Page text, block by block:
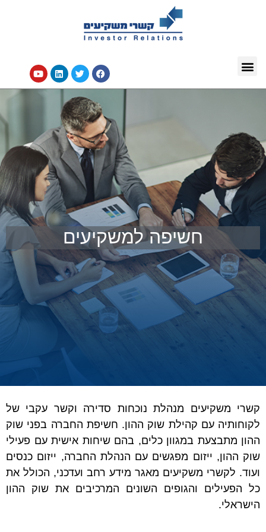
חשיפה למשקיעים
קשרי משקיעים מנהלת נוכחות סדירה וקשר עקבי של
לקוחותיה עם קהילת שוק ההון. חשיפת החברה בפני שוק
ההון מתבצעת במגוון כלים, בהם שיחות אישית עם פעילי
שוק ההון, ייזום מפגשים עם הנהלת החברה, ייזום כנסים
ועוד. לקשרי משקיעים מאגר מידע רחב ועדכני, הכולל את
כל הפעילים והגופים השונים המרכיבים את שוק ההון
הישראלי.